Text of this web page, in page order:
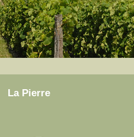
La Pierre